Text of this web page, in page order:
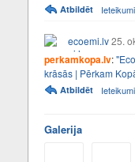
Atbildēt Ieteikumi
ecoemi.lv25.
perkamkopa.lv:
krāsās | Pērkam
Atbildēt
Galerija